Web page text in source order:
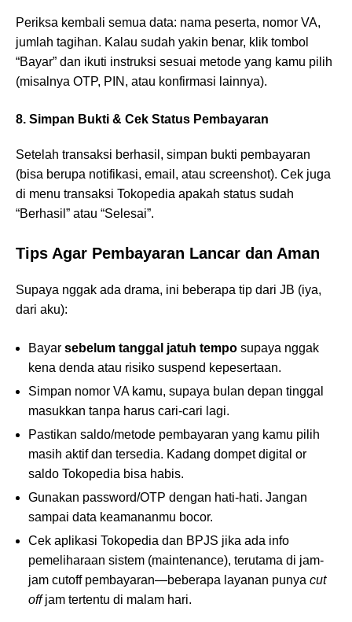
Periksa kembali semua data: nama peserta, nomor VA,
jumlah tagihan. Kalau sudah yakin benar, klik tombol
“Bayar” dan ikuti instruksi sesuai metode yang kamu pilih
(misalnya OTP, PIN, atau konfirmasi lainnya).
8. Simpan Bukti & Cek Status Pembayaran
Setelah transaksi berhasil, simpan bukti pembayaran
(bisa berupa notifikasi, email, atau screenshot). Cek juga
di menu transaksi Tokopedia apakah status sudah
“Berhasil” atau “Selesai”.
Tips Agar Pembayaran Lancar dan Aman
Supaya nggak ada drama, ini beberapa tip dari JB (iya,
dari aku):
Bayar sebelum tanggal jatuh tempo supaya nggak
kena denda atau risiko suspend kepesertaan.
Simpan nomor VA kamu, supaya bulan depan tinggal
masukkan tanpa harus cari-cari lagi.
Pastikan saldo/metode pembayaran yang kamu pilih
masih aktif dan tersedia. Kadang dompet digital or
saldo Tokopedia bisa habis.
Gunakan password/OTP dengan hati-hati. Jangan
sampai data keamananmu bocor.
Cek aplikasi Tokopedia dan BPJS jika ada info
pemeliharaan sistem (maintenance), terutama di jam-
jam cutoff pembayaran—beberapa layanan punya cut
offjam tertentu di malam hari.